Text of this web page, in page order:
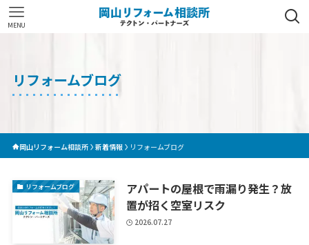
MENU
リフォームブログ
岡山リフォーム相談所 新着情報 リフォームブログ
リフォームブログ
アパートの屋根で雨漏り発生？放
置が招く空室リスク
2026.07.27